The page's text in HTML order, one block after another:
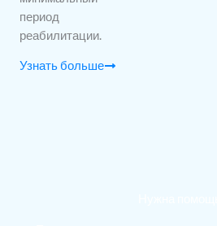
период
реабилитации.
Узнать больше